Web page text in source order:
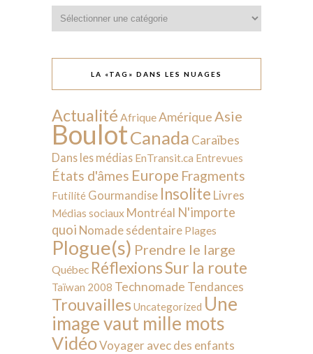
LA «TAG» DANS LES NUAGES
Actualité AfriqueAmérique Asie
BoulotCanada Caraïbes
Dans les médias EnTransit.ca Entrevues
États d'âmes Europe Fragments
Futilité Gourmandise Insolite Livres
Médias sociaux Montréal N'importe
quoi Nomade sédentaire Plages
Plogue(s) Prendre le large
Québec RéflexionsSur la route
Taïwan 2008 Technomade Tendances
Trouvailles Uncategorized Une
image vaut mille mots
VidéoVoyager avec des enfants